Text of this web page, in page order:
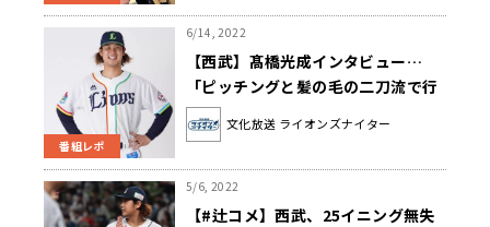
番組レポ
6/14, 2022
【西武】髙橋光成インタビュー…
「ピッチングと髪の毛の二刀流で行
きたい！」
文化放送 ライオンズナイター
5/6, 2022
【#辻コメ】西武、25イニング無失